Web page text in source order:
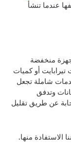
عندما تنشأ
منخفضة
أو كميات
شاملة تجعل
وتدفق
عن طريق تقليل
الاستفادة منها.